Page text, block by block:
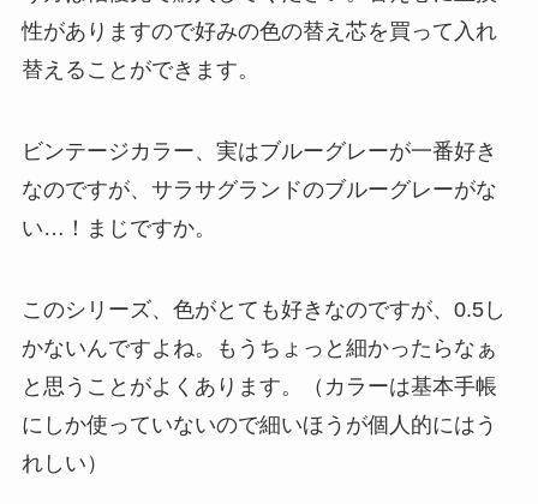
性がありますので好みの色の替え芯を買って入れ
替えることができます。
ビンテージカラー、実はブルーグレーが一番好き
なのですが、サラサグランドのブルーグレーがな
い…！まじですか。
このシリーズ、色がとても好きなのですが、0.5し
かないんですよね。もうちょっと細かったらなぁ
と思うことがよくあります。（カラーは基本手帳
にしか使っていないので細いほうが個人的にはう
れしい）